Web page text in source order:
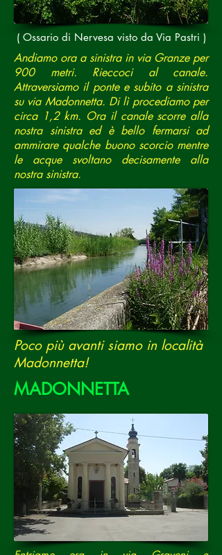
( Ossario di Nervesa visto da Via Pastri )
Andiamo ora a sinistra in via Granze per
900 metri. Rieccoci al canale.
Attraversiamo il ponte e subito a sinistra
su via Madonnetta. Di lì procediamo per
circa 1,2 km. Ora il canale scorre alla
nostra sinistra ed è bello fermarsi ad
ammirare qualche buono scorcio mentre
le acque svoltano decisamente alla
nostra sinistra.
Poco più avanti siamo in località
Madonnetta!
MADONNETTA